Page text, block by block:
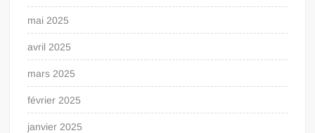
mai 2025
avril 2025
mars 2025
février 2025
janvier 2025